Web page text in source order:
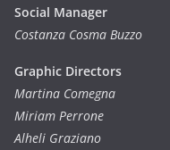
Social Manager
Costanza Cosma Buzzo
Graphic Directors
Martina Comegna
Miriam Perrone
Alheli Graziano